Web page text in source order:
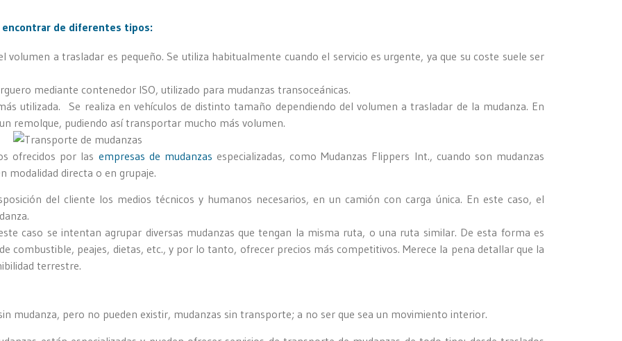
encontrar de diferentes tipos:
volumen a trasladar es pequeño. Se utiliza habitualmente cuando el servicio es urgente, ya que su coste suele ser
mediante contenedor ISO, utilizado para mudanzas transoceánicas.
utilizada. Se realiza en vehículos de distinto tamaño dependiendo del volumen a trasladar de la mudanza. En
remolque, pudiendo así transportar mucho más volumen.
ofrecidos por las empresas de mudanzas especializadas, como Mudanzas Flippers Int., cuando son mudanzas
modalidad directa o en grupaje.
del cliente los medios técnicos y humanos necesarios, en un camión con carga única. En este caso, el
caso se intentan agrupar diversas mudanzas que tengan la misma ruta, o una ruta similar. De esta forma es
combustible, peajes, dietas, etc., y por lo tanto, ofrecer precios más competitivos. Merece la pena detallar que la
terrestre.
mudanza, pero no pueden existir, mudanzas sin transporte; a no ser que sea un movimiento interior.